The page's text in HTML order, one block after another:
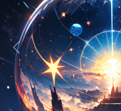
Previous